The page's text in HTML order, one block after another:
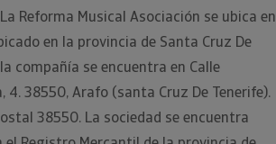
Reforma Musical Asociación se ubica en
en la provincia de Santa Cruz De
compañía se encuentra en Calle
4. 38550, Arafo (santa Cruz De Tenerife).
38550. La sociedad se encuentra